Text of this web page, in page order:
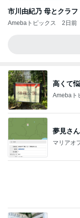
市川由紀乃 母とクラフ
Amebaトピックス 2日前
高くて
Amebaト
夢見さ
マリアオ